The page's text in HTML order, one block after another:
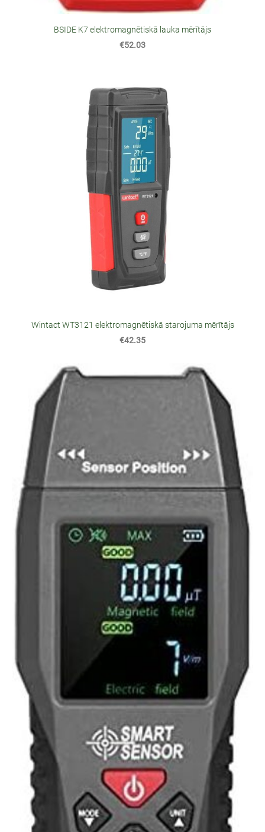
BSIDE K7 elektromagnētiskā lauka mērītājs
€52.03
Wintact WT3121 elektromagnētiskā starojuma mērītājs
€42.35